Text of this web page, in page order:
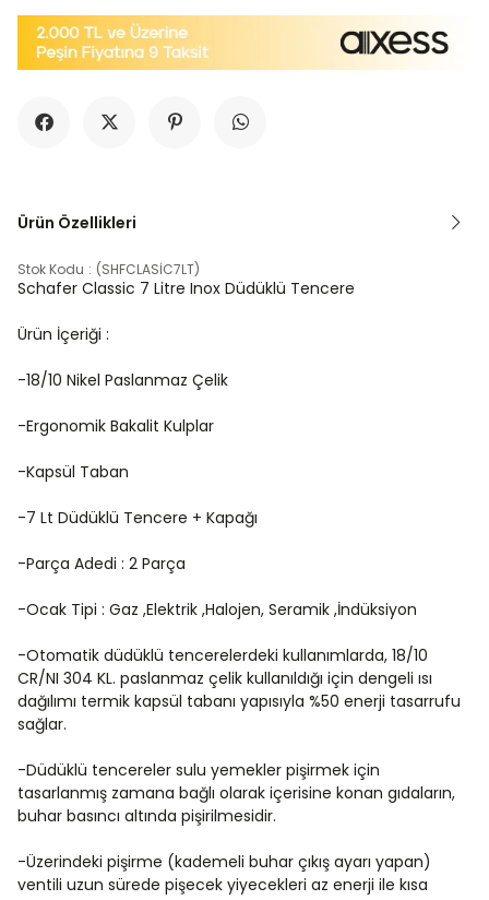
Ürün Özellikleri
Stok Kodu (SHFCLASİC7LT)
Schafer Classic 7 Litre Inox Düdüklü Tencere
Ürün İçeriği :
-18/10 Nikel Paslanmaz Çelik
-Ergonomik Bakalit Kulplar
-Kapsül Taban
-7 Lt Düdüklü Tencere + Kapağı
-Parça Adedi : 2 Parça
-Ocak Tipi : Gaz ,Elektrik ,Halojen, Seramik ,İndüksiyon
-Otomatik düdüklü tencerelerdeki kullanımlarda, 18/10
CR/NI 304 KL. paslanmaz çelik kullanıldığı için dengeli ısı
dağılımı termik kapsül tabanı yapısıyla %50 enerji tasarrufu
sağlar.
-Düdüklü tencereler sulu yemekler pişirmek için
tasarlanmış zamana bağlı olarak içerisine konan gıdaların,
buhar basıncı altında pişirilmesidir.
-Üzerindeki pişirme (kademeli buhar çıkış ayarı yapan)
ventili uzun sürede pişecek yiyecekleri az enerji ile kısa